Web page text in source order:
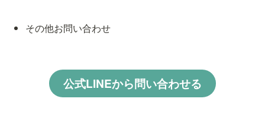
その他お問い合わせ
公式LINEから問い合わせる